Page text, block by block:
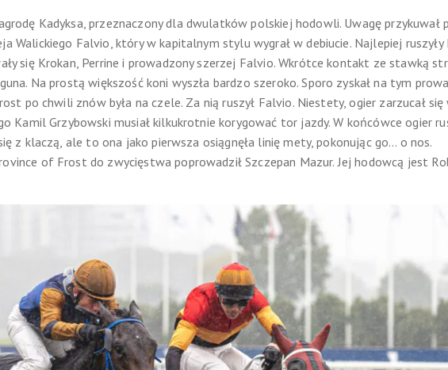
Kadyksa, przeznaczony dla dwulatków polskiej hodowli. Uwagę przykuwał
Walickiego Falvio, który w kapitalnym stylu wygrał w debiucie. Najlepiej ruszyły
się Krokan, Perrine i prowadzony szerzej Falvio. Wkrótce kontakt ze stawką
Na prostą większość koni wyszła bardzo szeroko. Sporo zyskał na tym
po chwili znów była na czele. Za nią ruszył Falvio. Niestety, ogier zarzucał
Kamil Grzybowski musiał kilkukrotnie korygować tor jazdy. W końcówce ogier
z klaczą, ale to ona jako pierwsza osiągnęła linię mety, pokonując go… o nos.
of Frost do zwycięstwa poprowadził Szczepan Mazur. Jej hodowcą jest